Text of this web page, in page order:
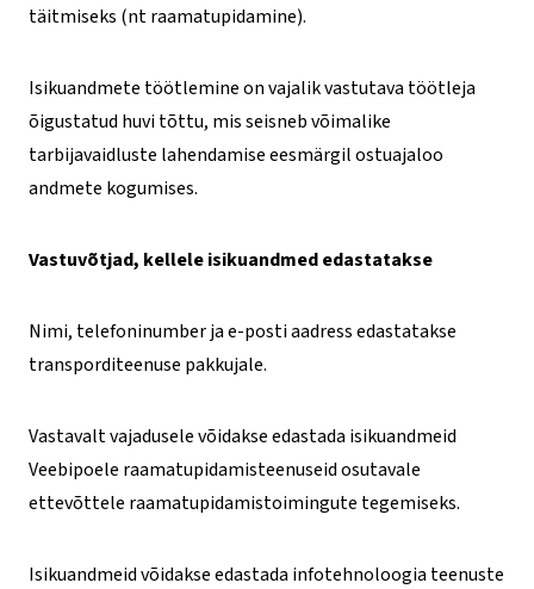
täitmiseks (nt raamatupidamine).
Isikuandmete töötlemine on vajalik vastutava töötleja
õigustatud huvi tõttu, mis seisneb võimalike
tarbijavaidluste lahendamise eesmärgil ostuajaloo
andmete kogumises.
Vastuvõtjad, kellele isikuandmed edastatakse
Nimi, telefoninumber ja e-posti aadress edastatakse
transporditeenuse pakkujale.
Vastavalt vajadusele võidakse edastada isikuandmeid
Veebipoele raamatupidamisteenuseid osutavale
ettevõttele raamatupidamistoimingute tegemiseks.
Isikuandmeid võidakse edastada infotehnoloogia teenuste